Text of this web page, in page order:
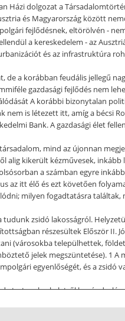
Házi dolgozat a
és Magyarország között
fejlődésnek, eltörölvén -
a kereskedelem - az
és az infrastruktúra
a korábban feudális jellegű
gazdasági fejlődés nem
A korábbi bizonytalan
is létezett itt, amíg a bécsi
Bank. A gazdasági élet
mind az újonnan
kikerült kézművesek, inkább
a számban egyre
az itt élő és ezt követően
milyen fogadtatásra találtak,
tudunk zsidó lakosságról.
részesültek Először II.
(városokba települhettek,
jelek megszüntetése). 1 A
egyenlőségét, és a zsidó
tartanak a keletről bevándorló,